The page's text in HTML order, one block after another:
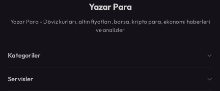
Yazar Para
Yazar Para - Döviz kurları, altın fiyatları, borsa, kripto para, ekonomi haberleri
ve analizler
Kategoriler
Servisler